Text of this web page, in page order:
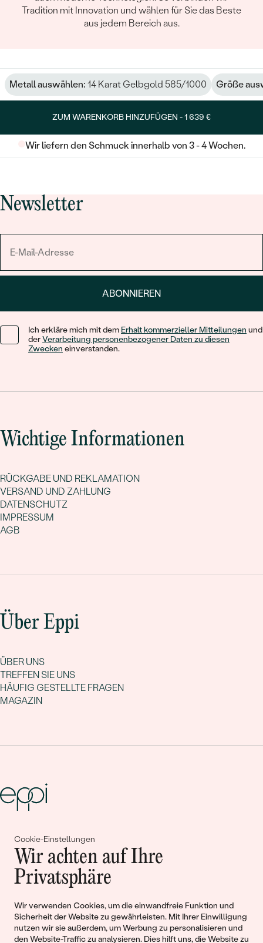
Cookie-Einstellungen
Wir achten auf Ihre
Privatsphäre
Wir verwenden Cookies, um die einwandfreie Funktion und
Sicherheit der Website zu gewährleisten. Mit Ihrer Einwilligung
nutzen wir sie außerdem, um Werbung zu personalisieren und
den Website-Traffic zu analysieren. Dies hilft uns, die Website zu
Tradition mit Innovation und wählen für Sie das Beste
aus jedem Bereich aus.
Metall auswählen: 14 Karat Gelbgold 585/1000 Größe
ZUM WARENKORB HINZUFÜGEN -1 639 €
Wir liefern den Schmuck innerhalb von 3 - 4 Wochen.
Newsletter
ABONNIEREN
Ich erkläre mich mit dem Erhalt kommerzieller Mitteilungen und
derVerarbeitung personenbezogener Daten zu diesen
Zwecken einverstanden.
Wichtige Informationen
RÜCKGABE UND REKLAMATION
VERSAND UND ZAHLUNG
DATENSCHUTZ
IMPRESSUM
AGB
Über Eppi
ÜBER UNS
TREFFEN SIE UNS
HÄUFIG GESTELLTE FRAGEN
MAGAZIN
Gemeinsam erschaffen wir
Geschichten von Schönheit und
Liebe
Begleiten Sie uns!